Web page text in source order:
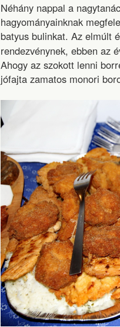
Néhány nappal a
hagyományainknak
batyus bulinkat. Az elmúlt
rendezvénynek, ebben az
Ahogy az szokott lenni
jófajta zamatos monori